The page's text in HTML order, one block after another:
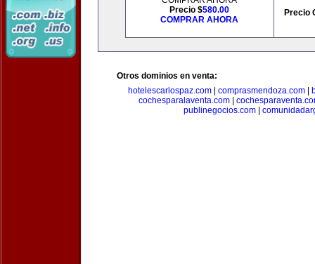
Precio $580.00
COMPRAR AHORA
Precio
Otros dominios en venta:
hotelescarlospaz.com| comprasmendoza.com|
cochesparalaventa.com
publinegocios.com|